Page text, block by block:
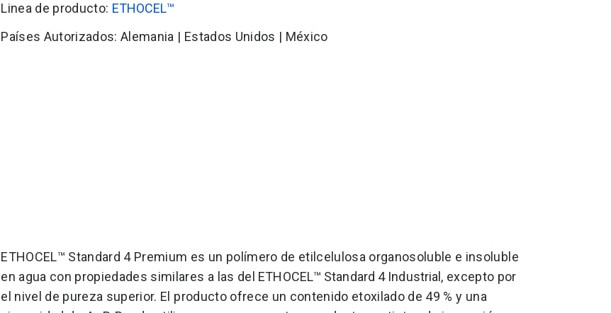
Linea de producto: ETHOCEL™
Países Autorizados: Alemania | Estados Unidos | México
ETHOCEL™ Standard 4 Premium es un polímero de etilcelulosa organosoluble e insoluble
en agua con propiedades similares a las del ETHOCEL™ Standard 4 Industrial , excepto por
el nivel de pureza superior. El producto ofrece un contenido etoxilado de 49 % y una